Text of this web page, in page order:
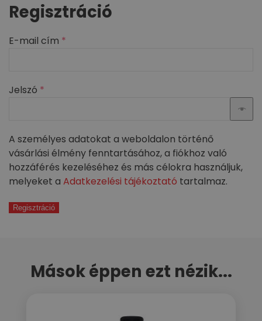
Regisztráció
E-mail cím *
Jelszó *
A személyes adatokat a weboldalon történő
vásárlási élmény fenntartásához, a fiókhoz való
hozzáférés kezeléséhez és más célokra használjuk,
melyeket a Adatkezelési tájékoztató tartalmaz.
Regisztráció
Mások éppen ezt nézik...